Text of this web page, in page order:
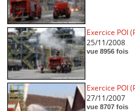
Exercice POI
25/11/2008
vue 8956 fois
Exercice POI
27/11/2007
vue 8707 fois